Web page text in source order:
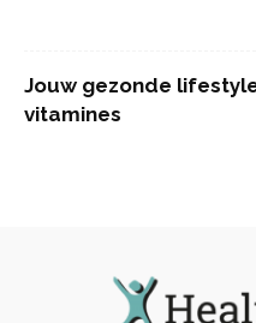
Jouw gezonde
vitamines